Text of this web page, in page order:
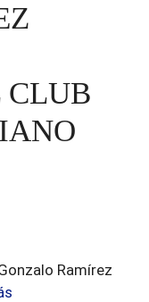
CLUB
Ramírez